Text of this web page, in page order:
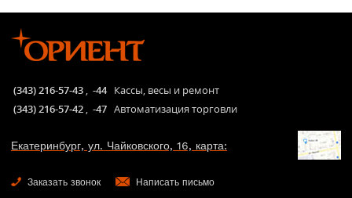
(343) 216-57-43 , -44 Кассы, весы и ремонт
(343) 216-57-42 , -47 Автоматизация торговли
Екатеринбург, ул. Чайковского, 16, карта:
Заказать звонок Написать письмо